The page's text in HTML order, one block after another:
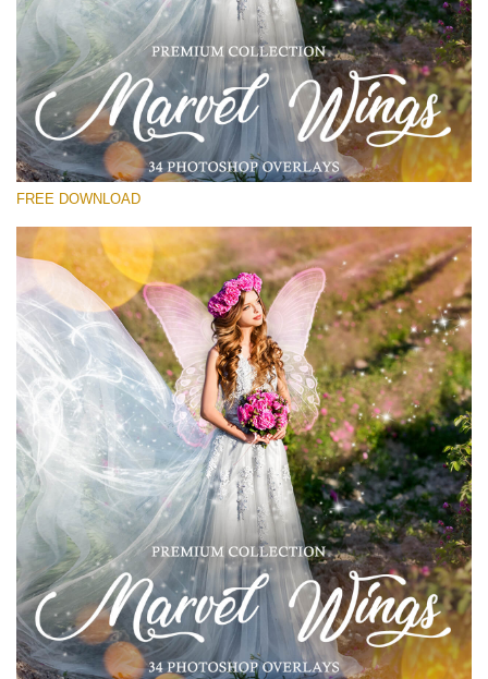
Выберите Вариант
Free Wings Overlay #11
Small 800*533px
Marvel Wings
(34 Overlays)
Fairy Tale (344 Overlays)
Large 6000*4000px
Entire Collection
(1783 Overlays)
Large 6000*4000px
Скачать Бесплатно
FREE DOWNLOAD